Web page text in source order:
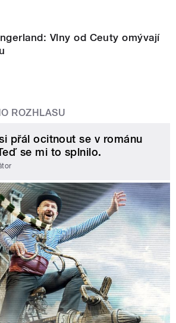
Vlny od Ceuty omývají
ROZHLASU
přál ocitnout se v románu
se mi to splnilo.